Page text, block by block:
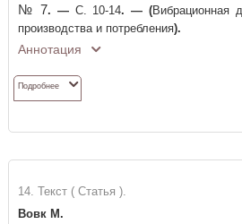
№ 7. — С. 10-14. — (Вибрационная
производства и потребления).
Аннотация
Подробнее
14. Текст ( Статья ).
Вовк М.